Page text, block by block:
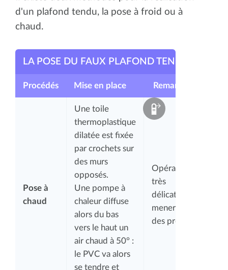
d'un plafond tendu, la pose à froid ou à
chaud.
Procédés Mise en place Remarques
LA POSE DU FAUX PLAFOND TENDU
Pose à
chaud
Une toile
thermoplastique
dilatée est fixée
par crochets sur
des murs
opposés.
Une pompe à
chaleur diffuse
alors du bas
vers le haut un
air chaud à 50° :
le PVC va alors
se tendre et
Opération
très
délicate à
mener par
des pros